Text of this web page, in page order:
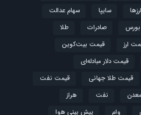
سایپا
سهام عدالت
صادرات
طلا
ارز
قیمت بیت‌کوین
قیمت دلار مبادله‌ای
قیمت طلا جهانی
قیمت نفت
معدن نفت
هراز
وام پیش بینی هوا